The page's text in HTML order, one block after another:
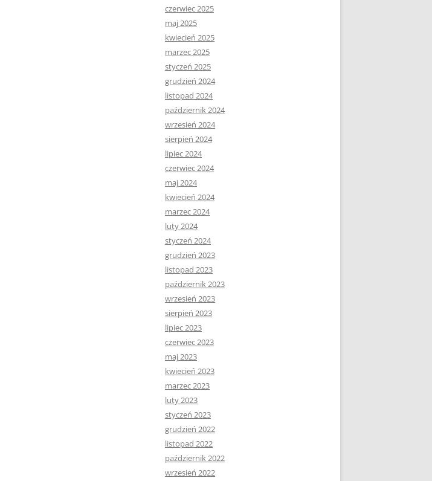
czerwiec 2025
maj 2025
kwiecień 2025
marzec 2025
styczeń 2025
grudzień 2024
listopad 2024
październik 2024
wrzesień 2024
sierpień 2024
lipiec 2024
czerwiec 2024
maj 2024
kwiecień 2024
marzec 2024
luty 2024
styczeń 2024
grudzień 2023
listopad 2023
październik 2023
wrzesień 2023
sierpień 2023
lipiec 2023
czerwiec 2023
maj 2023
kwiecień 2023
marzec 2023
luty 2023
styczeń 2023
grudzień 2022
listopad 2022
październik 2022
wrzesień 2022